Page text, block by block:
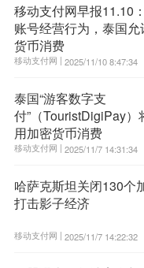
移动支付网早报11.10
账号经营行为，泰国
货币消费
移动支付网 | 2025/11/10 8:47:34
泰国“游客数字支
付”（TouristDigiPay）
用加密货币消费
移动支付网 | 2025/11/7 14:31:34
哈萨克斯坦关闭130个
打击影子经济
移动支付网 | 2025/11/7 14:22:32